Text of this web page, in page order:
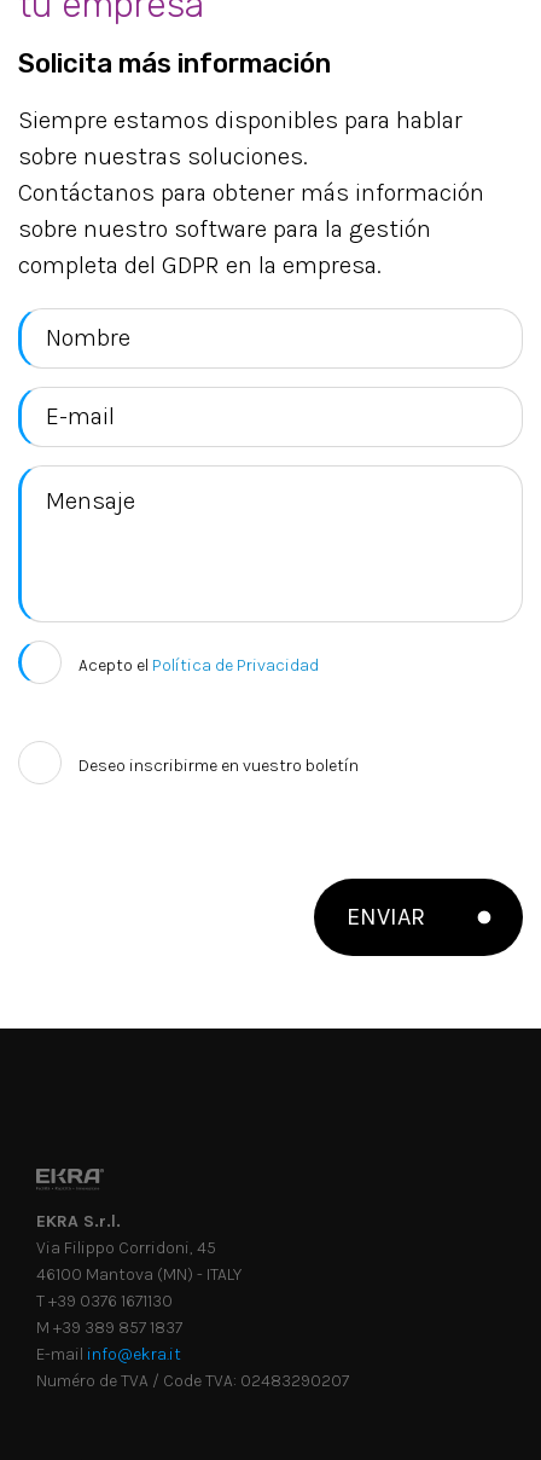
Solicita más información
Siempre estamos disponibles para hablar
sobre nuestras soluciones.
Contáctanos para obtener más información
sobre nuestro software para la gestión
completa del GDPR en la empresa.
Acepto el Política de Privacidad
Deseo inscribirme en vuestro boletín
ENVIAR
EKRA S.r.l.
Via Filippo Corridoni, 45
46100 Mantova (MN) - ITALY
T +39 0376 1671130
M +39 389 857 1837
E-mail info@ekra.it
Numéro de TVA / Code TVA: 02483290207